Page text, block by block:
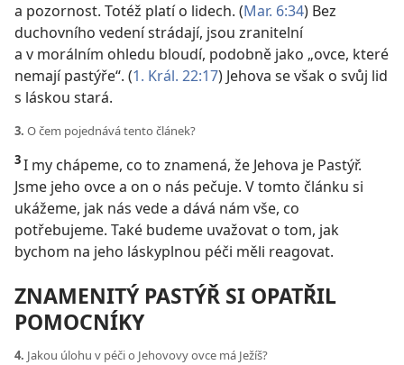
a pozornost. Totéž platí o lidech. (Mar. 6:34) Bez
duchovního vedení strádají, jsou zranitelní
a v morálním ohledu bloudí, podobně jako „ovce, které
nemají pastýře“. (1. Král. 22:17) Jehova se však o svůj lid
s láskou stará.
3. O čem pojednává tento článek?
3I my chápeme, co to znamená, že Jehova je Pastýř.
Jsme jeho ovce a on o nás pečuje. V tomto článku si
ukážeme, jak nás vede a dává nám vše, co
potřebujeme. Také budeme uvažovat o tom, jak
bychom na jeho láskyplnou péči měli reagovat.
ZNAMENITÝ PASTÝŘ SI OPATŘIL
POMOCNÍKY
4. Jakou úlohu v péči o Jehovovy ovce má Ježíš?